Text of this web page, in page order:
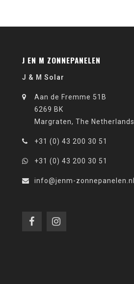
J EN M ZONNEPANELEN
J & M Solar
Aan de Fremme 51B
6269 BK
Margraten, The Netherlands
+31 (0) 43 200 30 51
+31 (0) 43 200 30 51
info@jenm-zonnepanelen.nl